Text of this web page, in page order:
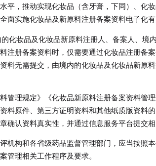
平，推动实现化妆品（含牙膏，下同）、化
面实施化妆品及新原料注册备案资料电子化
妆品及化妆品新原料注册人、备案人、境
注册备案资料时，仅需要通过化妆品注册备
料无需提交，由境内的化妆品及化妆品新原
理规定》《化妆品新原料注册备案资料管
料原件、第三方证明资料和其他纸质版资料
确认资料真实性，并通过信息服务平台提交相
构和各省级药品监督管理部门，应当按照
管理相关工作程序及要求。